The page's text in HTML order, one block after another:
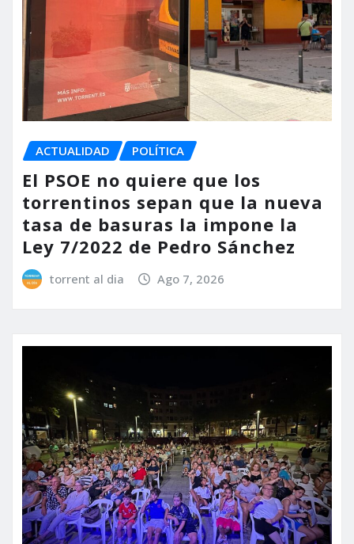
ACTUALIDAD POLÍTICA
El PSOE no quiere que los
torrentinos sepan que la nueva
tasa de basuras la impone la
Ley 7/2022 de Pedro Sánchez
torrent al dia Ago 7, 2026